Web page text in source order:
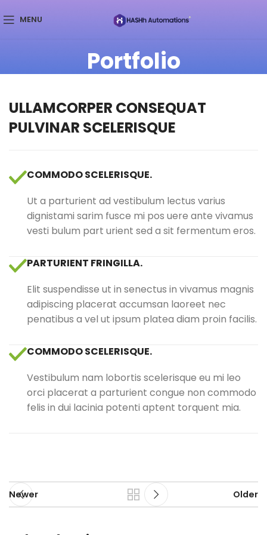
MENU
Portfolio
ULLAMCORPER CONSEQUAT
PULVINAR SCELERISQUE
COMMODO SCELERISQUE.
Ut a parturient ad vestibulum lectus varius
dignistami sarim fusce mi pos uere ante vivamus
vesti bulum part urient sed a sit fermentum eros.
PARTURIENT FRINGILLA.
Elit suspendisse ut in senectus in vivamus magnis
adipiscing placerat accumsan laoreet nec
penatibus a vel ut ipsum platea diam proin facilis.
COMMODO SCELERISQUE.
Vestibulum nam lobortis scelerisque eu mi leo
orci placerat a parturient congue non commodo
felis in dui lacinia potenti aptent torquent mia.
Newer Older